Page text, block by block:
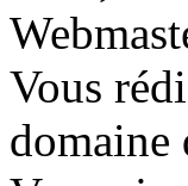
Vous
domaine